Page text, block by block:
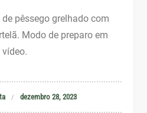
pêssego grelhado com
Modo de preparo em
vídeo.
dezembro 28, 2023